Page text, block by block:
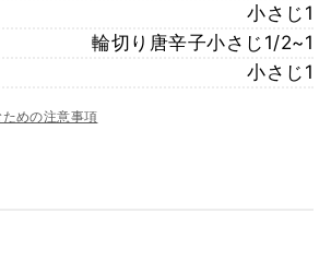
小さじ1
輪切り唐辛子小さじ1/2~1
小さじ1
めの注意事項